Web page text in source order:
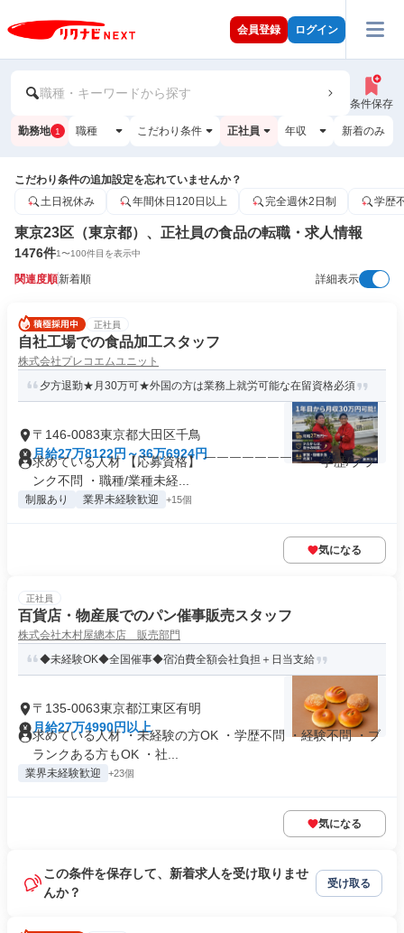
会員登録 ログイン
職種・キーワードから探す
条件保存
勤務地 1 職種 こだわり条件 正社員 年収 新着のみ
こだわり条件の追加設定を忘れていませんか？
土日祝休み
年間休日120日以上 完全週休2日制 学歴
東京23区（東京都）、正社員の食品の転職・求人情報
1476件1〜100件目を表示中
関連度順新着順 詳細表示
正社員
自社工場での食品加工スタッフ
株式会社プレコエムユニット
夕方退勤★月30万可★外国の方は業務上就労可能な在留資格必須
〒146-0083東京都大田区千鳥
月給27万8122円～36万6924円
求めている人材 【応募資格】 ￣￣￣￣￣￣￣￣ ・学歴/ブラ
ンク不問 ・職種/業種未経...
制服あり 業界未経験歓迎 +15個
気になる
正社員
百貨店・物産展でのパン催事販売スタッフ
株式会社木村屋總本店 販売部門
◆未経験OK◆全国催事◆宿泊費全額会社負担＋日当支給
〒135-0063東京都江東区有明
月給27万4990円以上
求めている人材 ・未経験の方OK ・学歴不問 ・経験不問 ・ブ
ランクある方もOK ・社...
業界未経験歓迎 +23個
気になる
この条件を保存して、新着求人を受け取りませ
んか？
受け取る